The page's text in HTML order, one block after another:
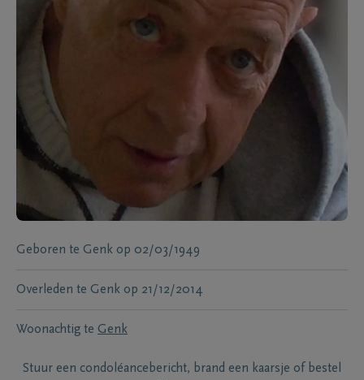
Geboren te Genk op 02/03/1949
Overleden te Genk op 21/12/2014
Woonachtig te Genk
Stuur een condoléancebericht, brand een kaarsje of bestel